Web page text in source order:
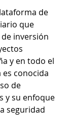
de
que
inversión
y en todo el
conocida
de
y su enfoque
seguridad